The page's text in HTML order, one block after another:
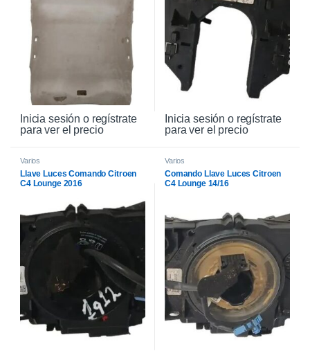
Inicia sesión o regístrate
para ver el precio
Inicia sesión o regístrate
para ver el precio
Varios
Llave Luces Comando Citroen
C4 Lounge 2016
Varios
Comando Llave Luces Citroen
C4 Lounge 14/16